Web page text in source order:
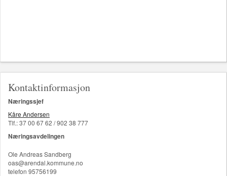
Kontaktinformasjon
Næringssjef
Kåre Andersen
Tlf.: 37 00 67 62 / 902 38 777
Næringsavdelingen
Ole Andreas Sandberg
oas@arendal.kommune.no
telefon 95756199